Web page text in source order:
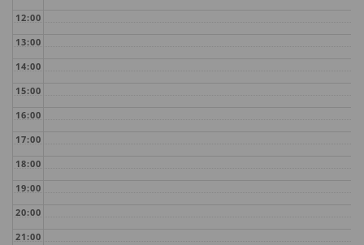
12:00
13:00
14:00
15:00
16:00
17:00
18:00
19:00
20:00
21:00